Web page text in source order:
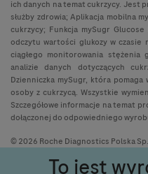
ich danych na temat cukrzycy. Jest
służby zdrowia; Aplikacja mobilna
cukrzycy; Funkcja mySugr
odczytu wartości glukozy w czasie
ciągłego monitorowania
analizie danych dotyczących
Dzienniczka mySugr, która pomaga
osoby z cukrzycą. Wszystkie
Szczegółowe informacje na temat
dołączonej do odpowiedniego
© 2026 Roche Diagnostics Polska
To jest